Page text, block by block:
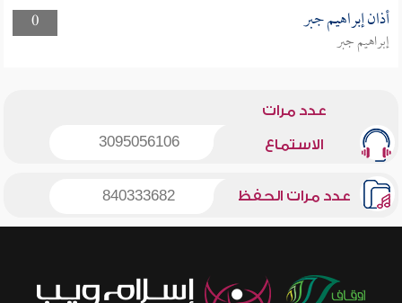
0
أذان إبراهيم جبر
إبراهيم جبر
عدد مرات
الاستماع 3095056106
عدد مرات الحفظ 840333682